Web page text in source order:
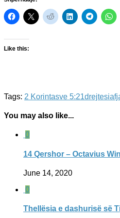
Like this:
Tags: 2 Korintasve 5:21drejtesia
You may also like...
0
14 Qershor – Octavius
June 14, 2020
0
Thellësia e dashurisë së